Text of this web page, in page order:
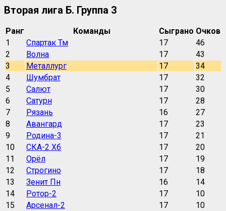
Вторая лига Б. Группа 3
Ранг Команды Сыграно Очков
1
Спартак Тм 17
46
2
Волна 17
43
3
Металлург 17
34
4
Шумбрат 17
32
5
Салют 17
30
6
Сатурн 17
28
7
Рязань 16
27
8
Авангард 17
23
9
Родина-3 17
21
10
СКА-2 Хб 17
20
11
Орёл 17
19
12
Строгино 17
18
13
Зенит Пн 16
14
14
Ротор-2 17
10
15
Арсенал-2 17
10